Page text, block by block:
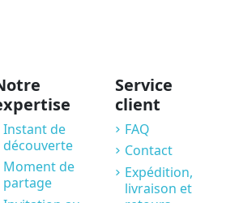
Instant de
découverte
Moment de
partage
Service
client
FAQ
Contact
Expédition,
livraison et